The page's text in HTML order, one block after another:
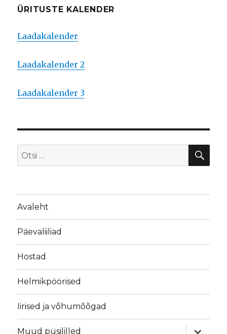
ÜRITUSTE KALENDER
Laadakalender
Laadakalender 2
Laadakalender 3
Otsi:
Avaleht
Päevaliiliad
Hostad
Helmikpöörised
Iirised ja võhumõõgad
Muud püsililled
laienda